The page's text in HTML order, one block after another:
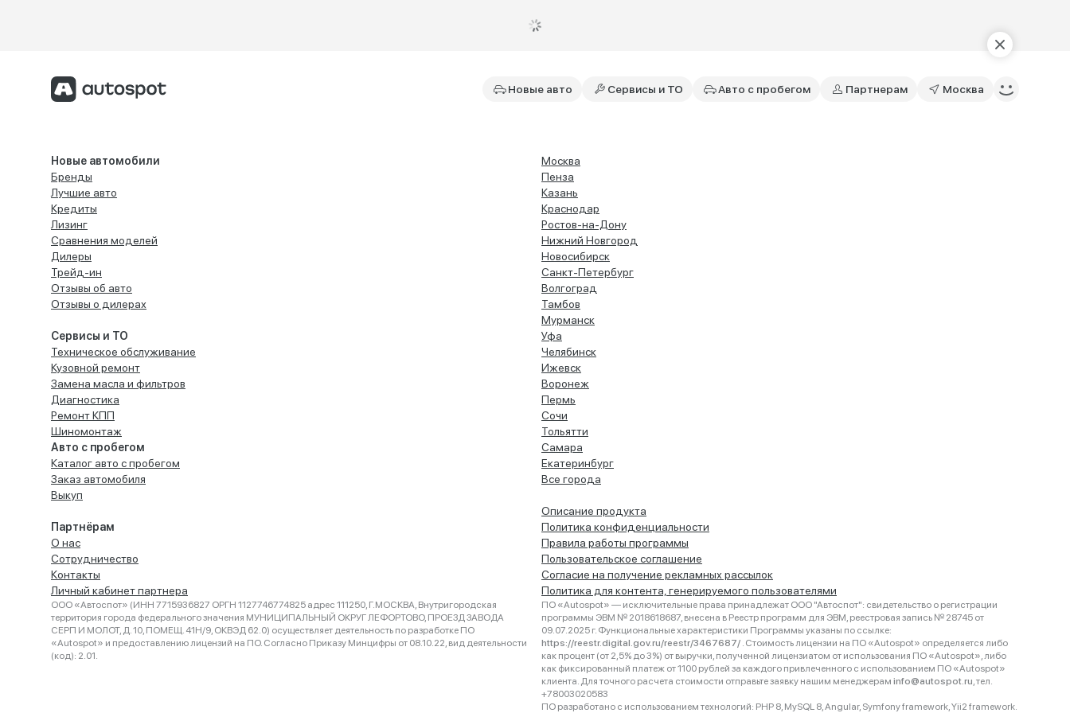
Новые авто Сервисы и ТО Авто с пробегом Партнерам Москва
Новые автомобили
Бренды
Лучшие авто
Кредиты
Лизинг
Сравнения моделей
Дилеры
Трейд-ин
Отзывы об авто
Отзывы о дилерах
Сервисы и ТО
Техническое обслуживание
Кузовной ремонт
Замена масла и фильтров
Диагностика
Ремонт КПП
Шиномонтаж
Авто с пробегом
Каталог авто с пробегом
Заказ автомобиля
Выкуп
Партнёрам
О нас
Сотрудничество
Контакты
Личный кабинет партнера
Москва
Пенза
Казань
Краснодар
Ростов-на-Дону
Нижний Новгород
Новосибирск
Санкт-Петербург
Волгоград
Тамбов
Мурманск
Уфа
Челябинск
Ижевск
Воронеж
Пермь
Сочи
Тольятти
Самара
Екатеринбург
Все города
Описание продукта
Политика конфиденциальности
Правила работы программы
Пользовательское соглашение
Согласие на получение рекламных рассылок
Политика для контента, генерируемого пользователями
ООО «Автоспот» (ИНН 7715936827 ОРГН 1127746774825 адрес 111250, Г.МОСКВА, Внутригородская
территория города федерального значения МУНИЦИПАЛЬНЫЙ ОКРУГ ЛЕФОРТОВО, ПРОЕЗД ЗАВОДА
СЕРП И МОЛОТ, Д. 10, ПОМЕЩ. 41Н/9, ОКВЭД 62.0) осуществляет деятельность по разработке ПО
«Autospot» и предоставлению лицензий на ПО. Согласно Приказу Минцифры от 08.10.22, вид деятельности
(код): 2.01.
ПО «Autospot» — исключительные права принадлежат ООО "Автоспот": свидетельство о регистрации
программы ЭВМ № 2018618687, внесена в Реестр программ для ЭВМ, реестровая запись № 28745 от
09.07.2025 г. Функциональные характеристики Программы указаны по ссылке:
https://reestr.digital.gov.ru/reestr/3467687/ . Стоимость лицензии на ПО «Autospot» определяется либо
как процент (от 2,5% до 3%) от выручки, полученной лицензиатом от использования ПО «Autospot», либо
как фиксированный платеж от 1100 рублей за каждого привлеченного с использованием ПО «Autospot»
клиента. Для точного расчета стоимости отправьте заявку нашим менеджерам info@autospot.ru, тел.
+78003020583
ПО разработано с использованием технологий: PHP 8, MySQL 8, Angular, Symfony framework, Yii2 framework.